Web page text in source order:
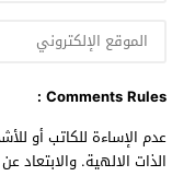
Comments Rules :
عدم الإساءة للكاتب أو
الذات الالهية.